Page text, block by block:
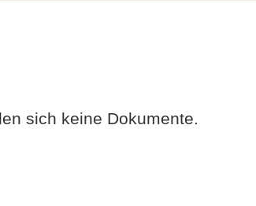
sich keine Dokumente.